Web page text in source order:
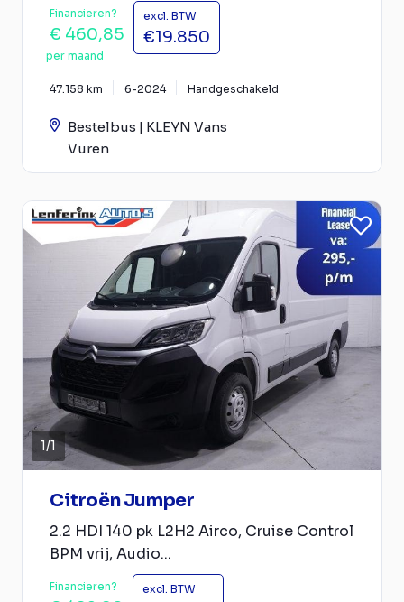
Financieren?
€ 460,85
per maand
excl. BTW
€19.850
47.158 km 6-2024 Handgeschakeld
Bestelbus | KLEYN Vans
Vuren
1/1
Citroën Jumper
2.2 HDI 140 pk L2H2 Airco, Cruise Control
BPM vrij, Audio...
Financieren? excl. BTW